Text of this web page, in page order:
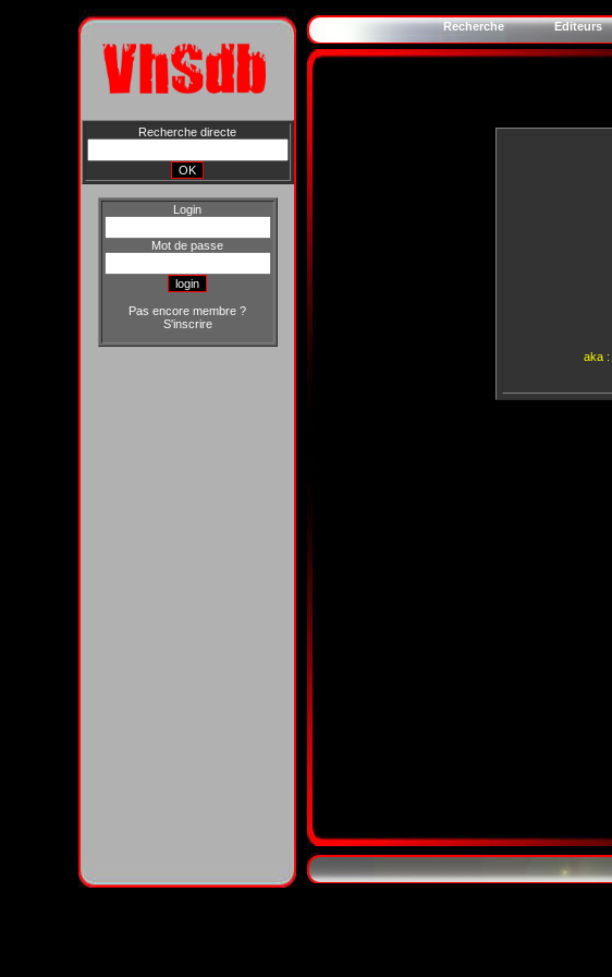
Recherche directe
Login
Mot de passe
Pas encore membre ?
S'inscrire
Recherche Editeurs
aka :